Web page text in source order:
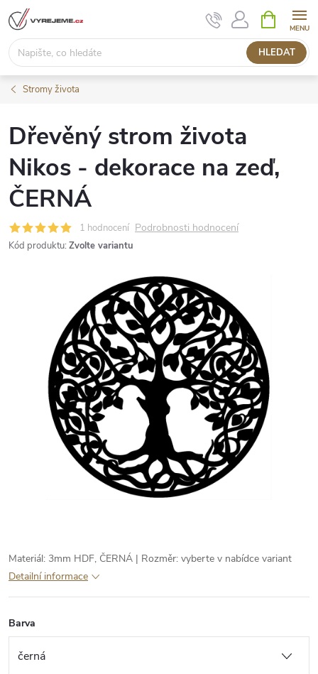
Přejít
na
obsah
HLEDAT
NÁKUPNÍ
KOŠÍK
Stromy života
Dřevěný strom života
Nikos - dekorace na zeď,
ČERNÁ
1 hodnocení Podrobnosti hodnocení
Kód produktu: Zvolte variantu
Materiál: 3mm HDF, ČERNÁ | Rozměr: vyberte v nabídce variant
Detailní informace
Barva